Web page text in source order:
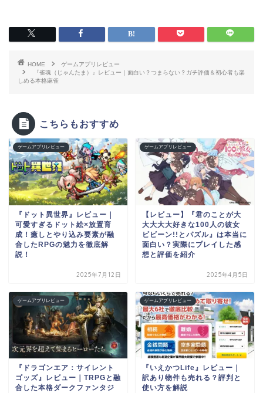
HOME
ゲームアプリレビュー
『雀魂（じゃんたま）』レビュー｜面白い？つまらない？ガチ評価＆初心者も楽
しめる本格麻雀
こちらもおすすめ
ゲームアプリレビュー
『ドット異世界』レビュー｜
可愛すぎるドット絵×放置育
成！癒しとやり込み要素が融
合したRPGの魅力を徹底解
説！
2025年7月12日
ゲームアプリレビュー
【レビュー】『君のことが大
大大大大好きな100人の彼女
ビビーン!!とパズル』は本当に
面白い？実際にプレイした感
想と評価を紹介
2025年4月5日
ゲームアプリレビュー
『ドラゴンエア：サイレント
ゴッズ』レビュー｜TRPGと融
合した本格ダークファンタジ
ゲームアプリレビュー
『いえかつLife』レビュー｜
訳あり物件も売れる？評判と
使い方を解説